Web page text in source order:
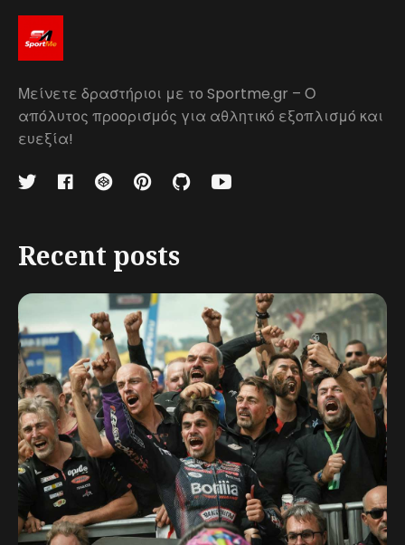
Μείνετε δραστήριοι με το Sportme.gr – Ο
απόλυτος προορισμός για αθλητικό εξοπλισμό και
ευεξία!
Recent posts